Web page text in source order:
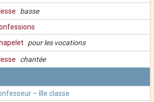
basse
pour les vocations
chantée
– IIIe classe